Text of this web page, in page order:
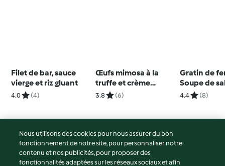
Filet de bar, sauce
vierge et riz gluant
4.0 (4)
Œufs mimosa à la
truffe et crème
d'asperge
3.8 (6)
Gratin de
Soupe de
verte et
4.4 (8)
© Copyright 2026
Nous utilisons des cookies pour nous assurer du bon
fonctionnement de notre site, pour personnaliser notre
contenu et nos publicités, pour proposer des
fonctionnalités adaptées sur les réseaux sociaux et afin